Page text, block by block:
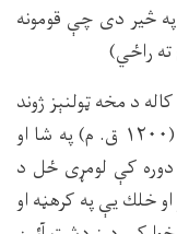
څير دى چې قومونه
راځي)
تاريخ راښيي چې آريايانو له ميلاد نه ۲۵۰۰ كاله د مخه ټولنېز ژوند
پيل كړى دى او د آريايانو دوهم مدنيت د (۱۲۰۰ ق. م) په شا او
كې لومړى ځل د
او خلك يې په كرهڼه او